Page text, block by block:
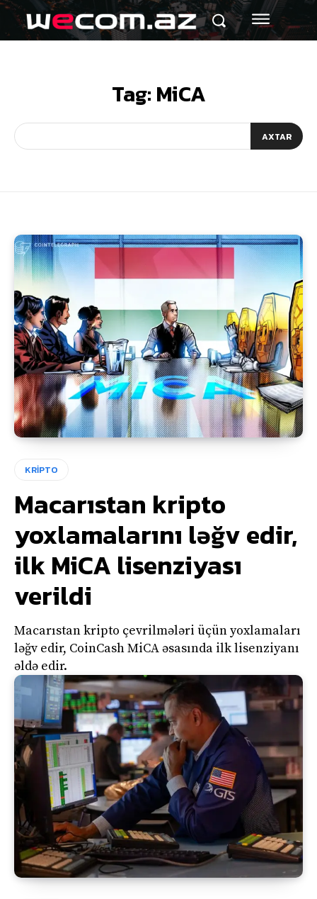
Tag: MiCA
AXTAR
KRİPTO
Macarıstan kripto
yoxlamalarını ləğv edir,
ilk MiCA lisenziyası
verildi
Macarıstan kripto çevrilmələri üçün yoxlamaları
ləğv edir, CoinCash MiCA əsasında ilk lisenziyanı
əldə edir.